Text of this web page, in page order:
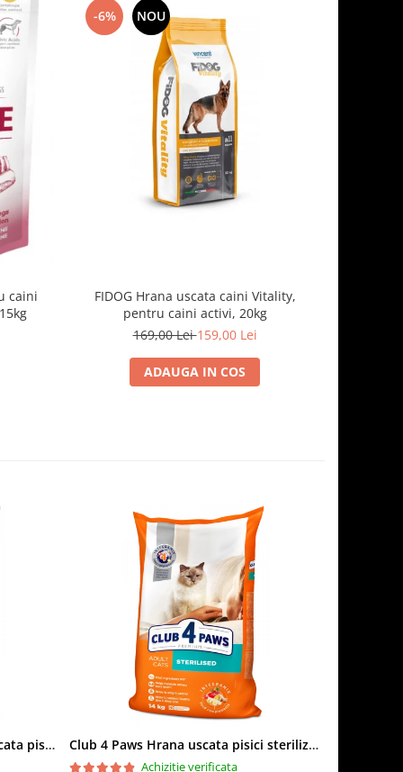
caini
-6% NOU
FIDOG Hrana uscata caini Vitality,
pentru caini activi, 20kg
169,00 Lei159,00 Lei
ADAUGA IN COS
Club 4 Paws Sensitive Hrana uscata pisici adulte, 14kg Club 4 Paws Hrana uscata pisici sterilizate, 14kg
Achizitie verificata